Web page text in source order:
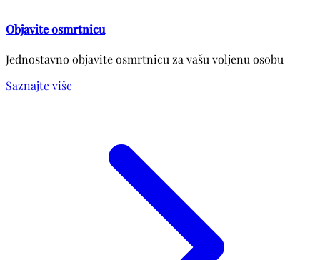
Objavite osmrtnicu
Jednostavno objavite osmrtnicu za vašu voljenu osobu
Saznajte više